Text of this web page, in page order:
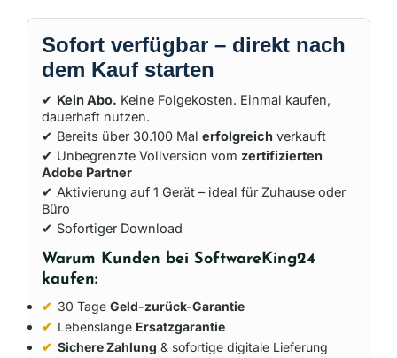
Sofort verfügbar – direkt nach
dem Kauf starten
✔ Kein Abo. Keine Folgekosten. Einmal kaufen,
dauerhaft nutzen.
✔ Bereits über 30.100 Mal erfolgreich verkauft
✔ Unbegrenzte Vollversion vom zertifizierten
Adobe Partner
✔ Aktivierung auf 1 Gerät – ideal für Zuhause oder
Büro
✔ Sofortiger Download
Warum Kunden bei SoftwareKing24
kaufen:
✔ 30 Tage Geld-zurück-Garantie
✔ Lebenslange Ersatzgarantie
✔ Sichere Zahlung & sofortige digitale Lieferung